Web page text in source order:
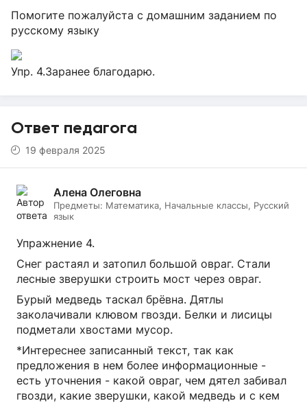
Помогите пожалуйста с домашним заданием по
русскому языку
Упр. 4.Заранее благодарю.
Ответ педагога
19 февраля 2025
Алена Олеговна
Предметы: Математика, Начальные классы, Русский
язык
Упражнение 4.
Снег растаял и затопил большой овраг. Стали
лесные зверушки строить мост через овраг.
Бурый медведь таскал брёвна. Дятлы
заколачивали клювом гвозди. Белки и лисицы
подметали хвостами мусор.
*Интереснее записанный текст, так как
предложения в нем более информационные -
есть уточнения - какой овраг, чем дятел забивал
гвозди, какие зверушки, какой медведь и с кем